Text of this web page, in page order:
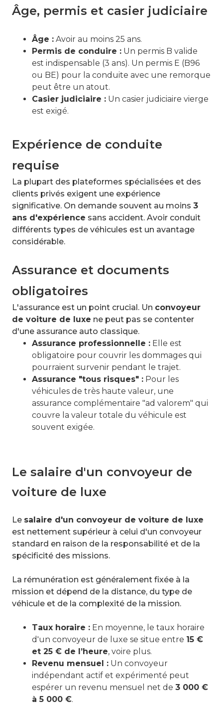
Âge, permis et casier judiciaire
Âge : Avoir au moins 25 ans.
Permis de conduire : Un permis B valide
est indispensable (3 ans). Un permis E (B96
ou BE) pour la conduite avec une remorque
peut être un atout.
Casier judiciaire : Un casier judiciaire vierge
est exigé.
Expérience de conduite
requise
La plupart des plateformes spécialisées et des
clients privés exigent une expérience
significative. On demande souvent au moins 3
ans d'expérience sans accident. Avoir conduit
différents types de véhicules est un avantage
considérable.
Assurance et documents
obligatoires
L'assurance est un point crucial. Un convoyeur
de voiture de luxe ne peut pas se contenter
d'une assurance auto classique.
Assurance professionnelle : Elle est
obligatoire pour couvrir les dommages qui
pourraient survenir pendant le trajet.
Assurance "tous risques" : Pour les
véhicules de très haute valeur, une
assurance complémentaire "ad valorem" qui
couvre la valeur totale du véhicule est
souvent exigée.
Le salaire d'un convoyeur de
voiture de luxe
Le salaire d'un convoyeur de voiture de luxe
est nettement supérieur à celui d'un convoyeur
standard en raison de la responsabilité et de la
spécificité des missions.
La rémunération est généralement fixée à la
mission et dépend de la distance, du type de
véhicule et de la complexité de la mission.
Taux horaire : En moyenne, le taux horaire
d'un convoyeur de luxe se situe entre 15 €
et 25 € de l’heure, voire plus.
Revenu mensuel : Un convoyeur
indépendant actif et expérimenté peut
espérer un revenu mensuel net de 3 000 €
à 5 000 €.